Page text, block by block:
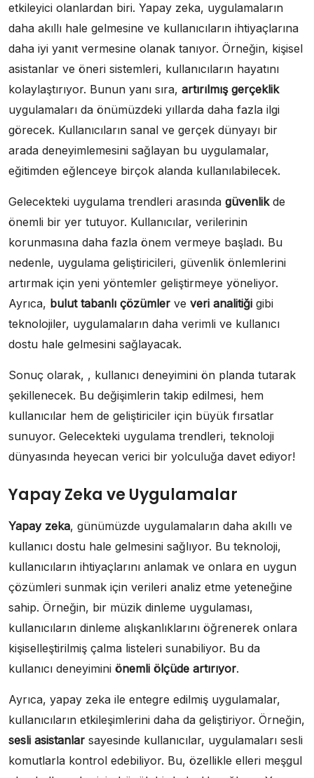
etkileyici olanlardan biri. Yapay zeka, uygulamaların
daha akıllı hale gelmesine ve kullanıcıların ihtiyaçlarına
daha iyi yanıt vermesine olanak tanıyor. Örneğin, kişisel
asistanlar ve öneri sistemleri, kullanıcıların hayatını
kolaylaştırıyor. Bunun yanı sıra, artırılmış gerçeklik
uygulamaları da önümüzdeki yıllarda daha fazla ilgi
görecek. Kullanıcıların sanal ve gerçek dünyayı bir
arada deneyimlemesini sağlayan bu uygulamalar,
eğitimden eğlenceye birçok alanda kullanılabilecek.
Gelecekteki uygulama trendleri arasında güvenlikde
önemli bir yer tutuyor. Kullanıcılar, verilerinin
korunmasına daha fazla önem vermeye başladı. Bu
nedenle, uygulama geliştiricileri, güvenlik önlemlerini
artırmak için yeni yöntemler geliştirmeye yöneliyor.
Ayrıca, bulut tabanlı çözümler ve veri analitiği gibi
teknolojiler, uygulamaların daha verimli ve kullanıcı
dostu hale gelmesini sağlayacak.
Sonuç olarak, , kullanıcı deneyimini ön planda tutarak
şekillenecek. Bu değişimlerin takip edilmesi, hem
kullanıcılar hem de geliştiriciler için büyük fırsatlar
sunuyor. Gelecekteki uygulama trendleri, teknoloji
dünyasında heyecan verici bir yolculuğa davet ediyor!
Yapay Zeka ve Uygulamalar
Yapay zeka, günümüzde uygulamaların daha akıllı ve
kullanıcı dostu hale gelmesini sağlıyor. Bu teknoloji,
kullanıcıların ihtiyaçlarını anlamak ve onlara en uygun
çözümleri sunmak için verileri analiz etme yeteneğine
sahip. Örneğin, bir müzik dinleme uygulaması,
kullanıcıların dinleme alışkanlıklarını öğrenerek onlara
kişiselleştirilmiş çalma listeleri sunabiliyor. Bu da
kullanıcı deneyimini önemli ölçüde artırıyor.
Ayrıca, yapay zeka ile entegre edilmiş uygulamalar,
kullanıcıların etkileşimlerini daha da geliştiriyor. Örneğin,
sesli asistanlar sayesinde kullanıcılar, uygulamaları sesli
komutlarla kontrol edebiliyor. Bu, özellikle elleri meşgul